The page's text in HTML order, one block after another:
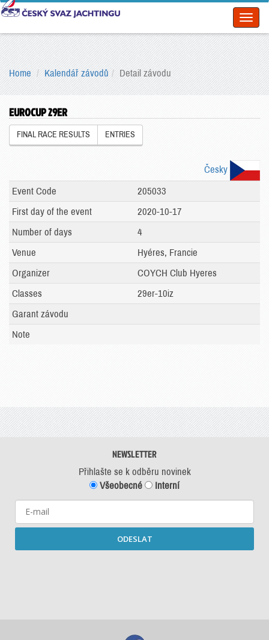
Home Kalendář závodů Detail závodu
EUROCUP 29ER
FINAL RACE RESULTS ENTRIES
Česky
Event Code
205033
First day of the event
2020-10-17
Number of days
4
Venue
Hyéres, Francie
Organizer
COYCH Club Hyeres
Classes
29er-10iz
Garant závodu
Note
NEWSLETTER
Přihlašte se k odběru novinek
Všeobecné
Interní
ODESLAT